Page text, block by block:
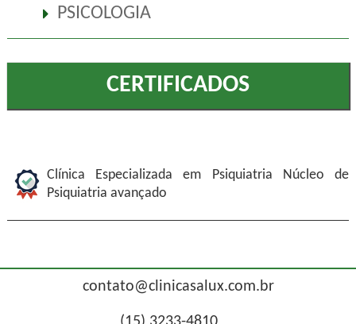
PSICOLOGIA
CERTIFICADOS
Clínica Especializada em Psiquiatria Núcleo de
Psiquiatria avançado
contato@clinicasalux.com.br